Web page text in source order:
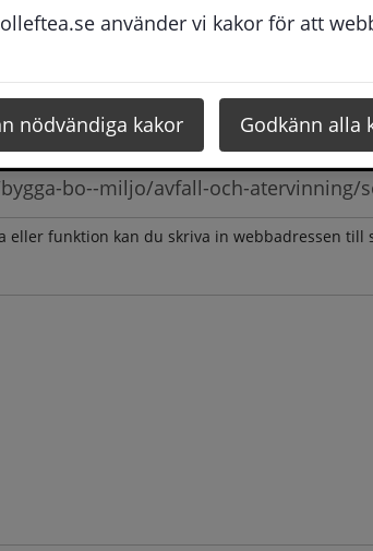
använder vi kakor för att
nödvändiga kakor Godkänn alla
din fråga så besvarar vi dig så snabbt
runt och du få svaret inom 2 - 4
berör
eller funktion kan du skriva in webbadressen till